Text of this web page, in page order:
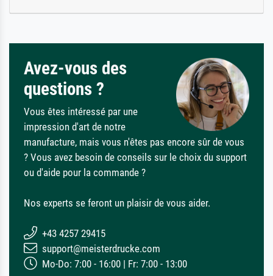
Avez-vous des
questions ?
Vous êtes intéressé par une
impression d'art de notre
manufacture, mais vous n'êtes pas encore sûr de vous
? Vous avez besoin de conseils sur le choix du support
ou d'aide pour la commande ?
Nos experts se feront un plaisir de vous aider.
+43 4257 29415
support@meisterdrucke.com
Mo-Do: 7:00 - 16:00 | Fr: 7:00 - 13:00